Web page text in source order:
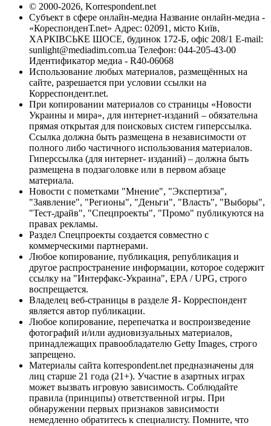
© 2000-2026, Korrespondent.net
Субъект в сфере онлайн-медиа Название онлайн-медиа -
«КореспонденТ.net» Адрес: 02091, місто Київ,
ХАРКІВСЬКЕ ШОСЕ, будинок 172-Б, офіс 208/1 E-mail:
sunlight@mediadim.com.ua Телефон: 044-205-43-00
Идентификатор медиа - R40-06068
Использование любых материалов, размещённых на
сайте, разрешается при условии ссылки на
Корреспондент.net.
При копировании материалов со страницы «Новости
Украины и мира», для интернет-изданий – обязательна
прямая открытая для поисковых систем гиперссылка.
Ссылка должна быть размещена в независимости от
полного либо частичного использования материалов.
Гиперссылка (для интернет- изданий) – должна быть
размещена в подзаголовке или в первом абзаце
материала.
Новости с пометками "Мнение", "Экспертиза",
"Заявление", "Регионы", "Деньги", "Власть", "Выборы",
"Тест-драйв", "Спецпроекты", "Промо" публикуются на
правах рекламы.
Раздел Спецпроекты создается совместно с
коммерческими партнерами.
Любое копирование, публикация, републикация и
другое распространение информации, которое содержит
ссылку на "Интерфакс-Украина", EPA / UPG, строго
воспрещается.
Владелец веб-страницы в разделе Я- Корреспондент
является автор публикации.
Любое копирование, перепечатка и воспроизведение
фотографий и/или аудиовизуальных материалов,
принадлежащих правообладателю Getty Images, строго
запрещено.
Материалы сайта korrespondent.net предназначены для
лиц старше 21 года (21+). Участие в азартных играх
может вызвать игровую зависимость. Соблюдайте
правила (принципы) ответственной игры. При
обнаружении первых признаков зависимости
немедленно обратитесь к специалисту. Помните, что